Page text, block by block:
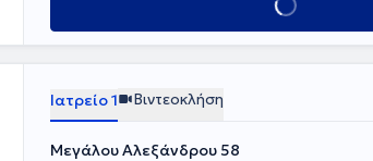
Κλείσε ραντεβού
Ιατρείο 1 Βιντεοκλήση
Μεγάλου Αλεξάνδρου 58